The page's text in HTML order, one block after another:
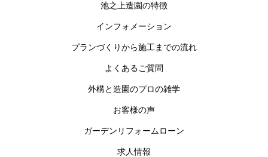
池之上造園の特徴
インフォメーション
プランづくりから施工までの流れ
よくあるご質問
外構と造園のプロの雑学
お客様の声
ガーデンリフォームローン
求人情報